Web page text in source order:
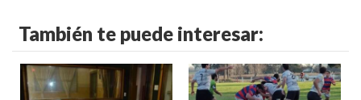
También te puede interesar: